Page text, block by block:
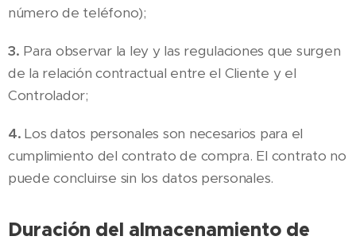
número de teléfono);
3. Para observar la ley y las regulaciones que surgen
de la relación contractual entre el Cliente y el
Controlador;
4.Los datos personales son necesarios para el
cumplimiento del contrato de compra. El contrato no
puede concluirse sin los datos personales.
Duración del almacenamiento de